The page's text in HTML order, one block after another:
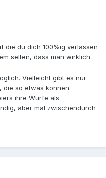
die du dich 100%ig verlassen
selten, dass man wirklich
Vielleicht gibt es nur
die so etwas können.
ihre Würfe als
aber mal zwischendurch